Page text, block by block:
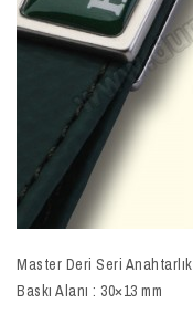
Master Deri Seri Anahtarlık
Baskı Alanı : 30×13 mm